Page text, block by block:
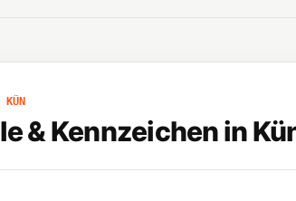
KÜN
& Kennzeichen in